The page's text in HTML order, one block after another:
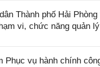
Thành phố Hải
vi, chức năng quản
vụ hành chính